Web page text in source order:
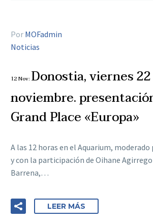
Por MOFadmin
Noticias
12 Nov: Donostia, viernes 22
noviembre.
Grand Place «Europa»
A las 12 horas en el Aquarium,
y con la participación de Oihane
Barrena,…
LEER MÁS